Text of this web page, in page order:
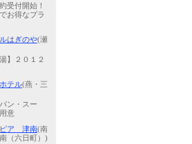
受付開始！
お得なプラ
はぎのや(瀬
】２０１２
テル(燕・三
ン・スー
意
ピア 津南(南
（六日町）)